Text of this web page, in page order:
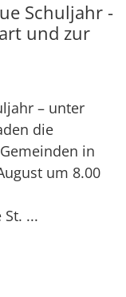
Schuljahr -
und zur
– unter
die
in
um 8.00
...